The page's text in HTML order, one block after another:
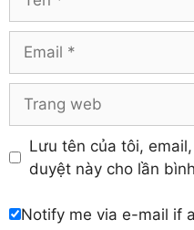
Hưng Yên
Khánh Hòa
web
Lưu tên của tôi,
duyệt này cho lần
Notify me via e-mail if